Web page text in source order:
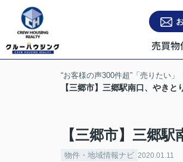
売買物
“お客様の声300件超”「売りたい
【三郷市】三郷駅南口、やき
【三郷市】三郷
物件・地域情報ナビ 2020.01.11